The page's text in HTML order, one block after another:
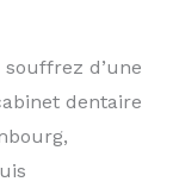
d’une
dentaire